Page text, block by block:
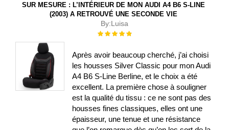
SUR MESURE : L’INTÉRIEUR DE MON AUDI A4 B6 S-LINE
(2003) A RETROUVÉ UNE SECONDE VIE
By:Luisa
Évaluation :
Après avoir beaucoup cherché, j’ai choisi
les housses Silver Classic pour mon Audi
A4 B6 S-Line Berline, et le choix a été
excellent. La première chose à souligner
est la qualité du tissu : ce ne sont pas des
housses fines classiques, elles ont une
épaisseur, une tenue et une résistance